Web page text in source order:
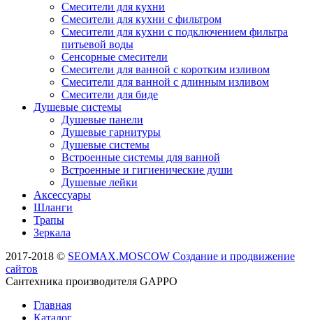
Смесители для кухни
Смесители для кухни с фильтром
Смесители для кухни с подключением фильтра
питьевой воды
Сенсорные смесители
Смесители для ванной с коротким изливом
Смесители для ванной с длинным изливом
Смесители для биде
Душевые системы
Душевые панели
Душевые гарнитуры
Душевые системы
Встроенные системы для ванной
Встроенные и гигиенические души
Душевые лейки
Аксессуары
Шланги
Трапы
Зеркала
2017-2018 © SEOMAX.MOSCOW Создание и продвижение
сайтов
Сантехника производителя GAPPO
Главная
Каталог